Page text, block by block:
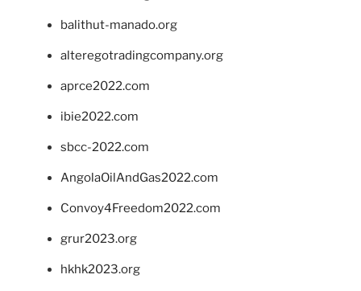
balithut-manado.org
alteregotradingcompany.org
aprce2022.com
ibie2022.com
sbcc-2022.com
AngolaOilAndGas2022.com
Convoy4Freedom2022.com
grur2023.org
hkhk2023.org